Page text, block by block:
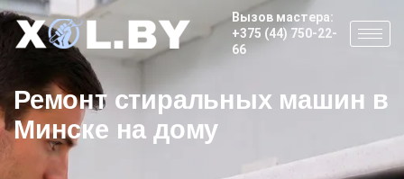
Вызов мастера:
+375 (44) 750-22-
66
Ремонт стиральных машин в
Минске на дому